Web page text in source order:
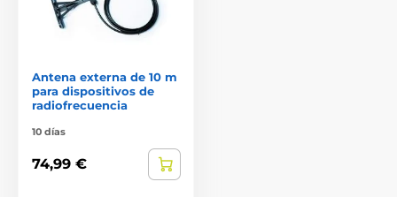
Antena externa de 10 m
para dispositivos de
radiofrecuencia
10 días
74,99 €